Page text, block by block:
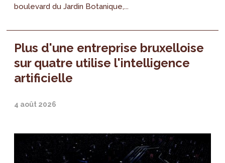
boulevard du Jardin Botanique,...
Plus d'une entreprise bruxelloise
sur quatre utilise l'intelligence
artificielle
4 août 2026